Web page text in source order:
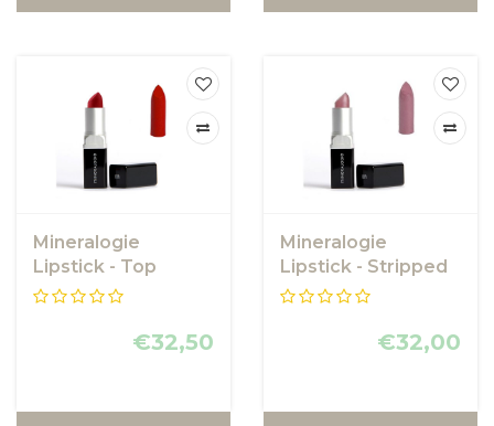
Mineralogie
Lipstick - Top
Secret
€32,50
Mineralogie
Lipstick - Stripped
€32,00